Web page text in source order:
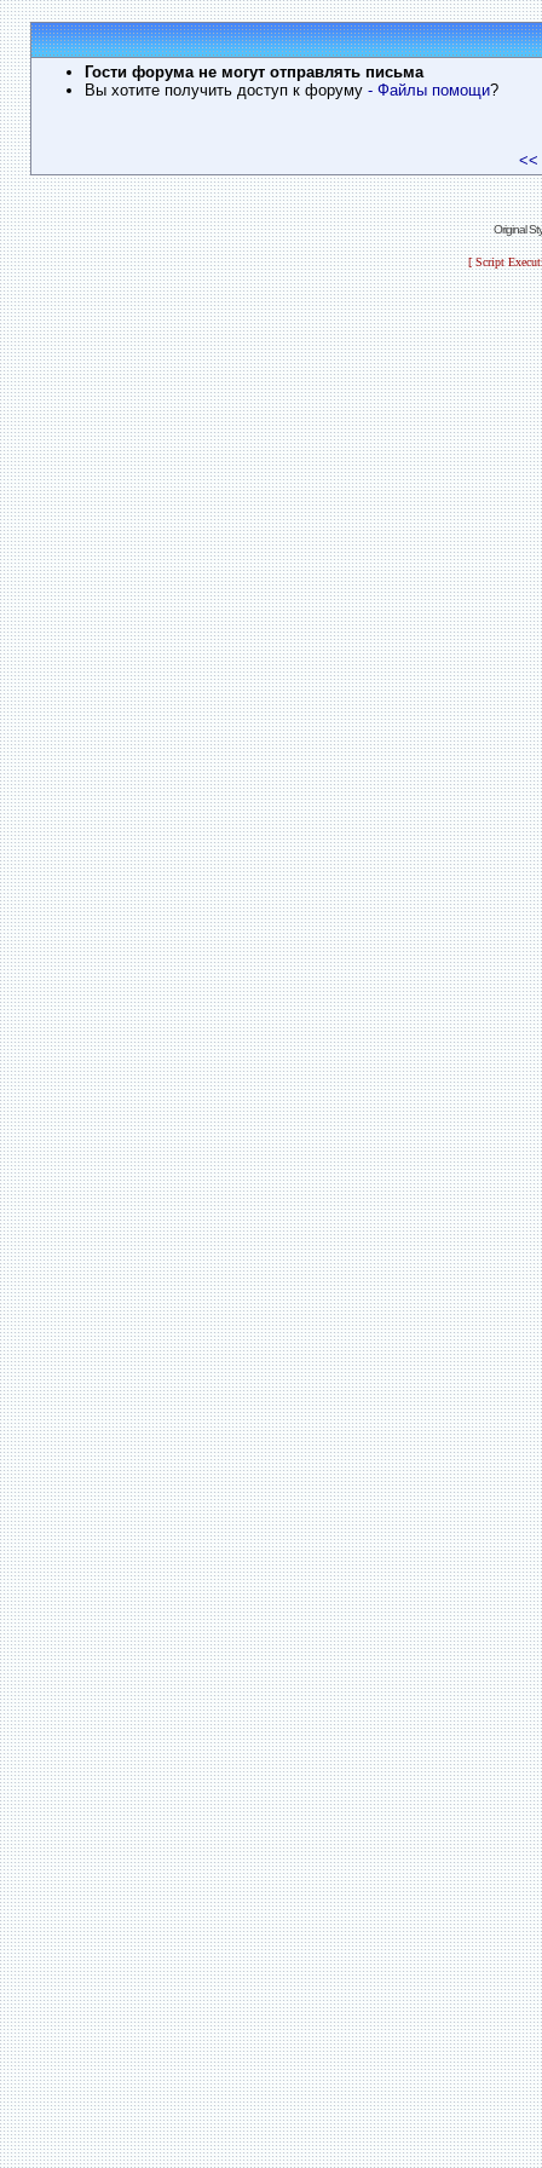
Гости форума не могут отправлять письма
Вы хотите получить доступ к форуму - Файлы помощи?
<<
Original
[ Script